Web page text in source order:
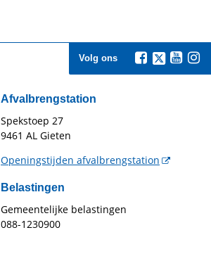
Volg ons
Afvalbrengstation
Spekstoep 27
9461 AL Gieten
Openingstijden afvalbrengstation
Belastingen
Gemeentelijke belastingen
088-1230900